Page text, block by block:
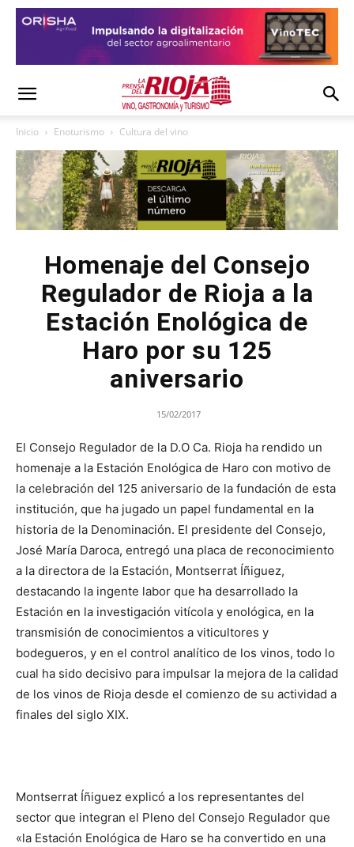
Inicio Enoturismo Cultura del vino
Homenaje del Consejo
Regulador de Rioja a la
Estación Enológica de
Haro por su 125
aniversario
15/02/2017
El Consejo Regulador de la D.O Ca. Rioja ha rendido un
homenaje a la Estación Enológica de Haro con motivo de
la celebración del 125 aniversario de la fundación de esta
institución, que ha jugado un papel fundamental en la
historia de la Denominación. El presidente del Consejo,
José María Daroca, entregó una placa de reconocimiento
a la directora de la Estación, Montserrat Íñiguez,
destacando la ingente labor que ha desarrollado la
Estación en la investigación vitícola y enológica, en la
transmisión de conocimientos a viticultores y
bodegueros, y en el control analítico de los vinos, todo lo
cual ha sido decisivo para impulsar la mejora de la calidad
de los vinos de Rioja desde el comienzo de su actividad a
finales del siglo XIX.
Montserrat Íñiguez explicó a los representantes del
sector que integran el Pleno del Consejo Regulador que
«la Estación Enológica de Haro se ha convertido en una